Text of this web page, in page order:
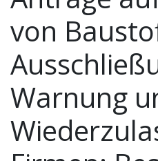
von
Warnung